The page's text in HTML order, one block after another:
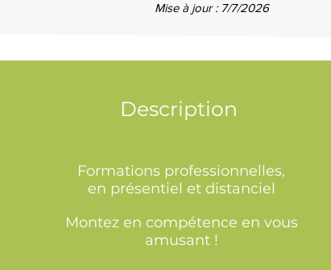
Mise à jour : 7/7/2026
Description
Formations professionnelles,
en présentiel et distanciel
Montez en compétence en vous
amusant !